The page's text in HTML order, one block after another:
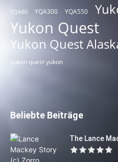
YQA80 YQA300 YQA550
Yukon Quest
Yukon Quest
yukon quest yukon
Beliebte Beiträge
The Lance